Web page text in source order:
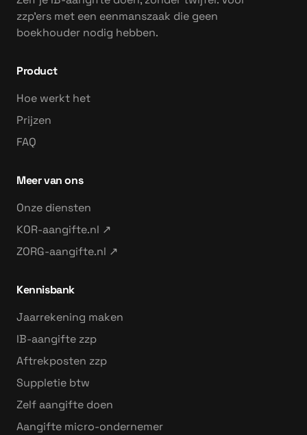
zzp'ers met een eenmanszaak die geen
boekhouder nodig hebben.
Product
Hoe werkt het
Prijzen
FAQ
Meer van ons
Onze diensten
KOR-aangifte.nl ↗
ZORG-aangifte.nl ↗
Kennisbank
Jaarrekening maken
IB-aangifte zzp
Aftrekposten zzp
Suppletie btw
Zelf aangifte doen
Aangifte micro-ondernemer